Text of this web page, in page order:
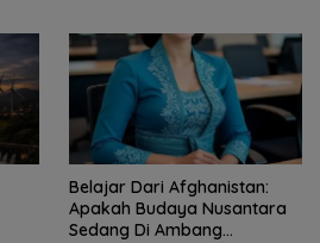
Belajar Dari Afghanistan:
Apakah Budaya Nusantara
Sedang Di Ambang